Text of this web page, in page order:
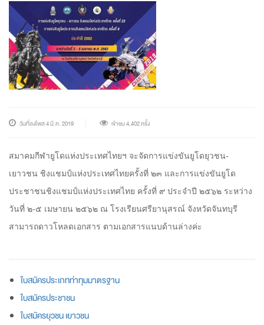
วันที่ลงโพส 4 มี.ค. 2019 เข้าชม 4,402 ครั้ง
สมาคมกีฬายูโดแห่งประเทศไทยฯ จะจัดการแข่งขันยูโดยุวชน-
เยาวชน ชิงแชมป์แห่งประเทศไทยครั้งที่ ๒๓ และการแข่งขันยูโด
ประชาชนชิงแชมป์แห่งประเทศไทย ครั้งที่ ๙ ประจำปี ๒๕๖๒ ระหว่าง
วันที่ ๒-๕ เมษายน ๒๕๖๒ ณ โรงเรียนศรียานุสรณ์ จังหวัดจันทบุรี
สามารถดาวโหลดเอกสาร ตามเอกสารแนบด้านล่างค่ะ
ใบสมัครประเภทท่าทุมมาตรฐาน
ใบสมัครประชาชน
ใบสมัครยุวชน เยาวชน